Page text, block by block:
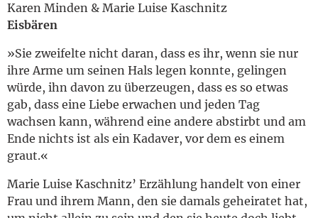
Karen Minden & Marie Luise Kaschnitz
Eisbären
»Sie zweifelte nicht daran, dass es ihr, wenn sie nur
ihre Arme um seinen Hals legen konnte, gelingen
würde, ihn davon zu überzeugen, dass es so etwas
gab, dass eine Liebe erwachen und jeden Tag
wachsen kann, während eine andere abstirbt und am
Ende nichts ist als ein Kadaver, vor dem es einem
graut.«
Marie Luise Kaschnitz’ Erzählung handelt von einer
Frau und ihrem Mann, den sie damals geheiratet hat,